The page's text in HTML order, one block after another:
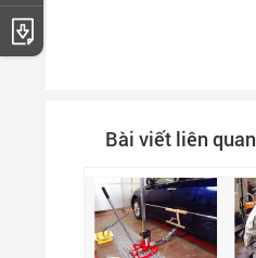
Bài viết liên quan